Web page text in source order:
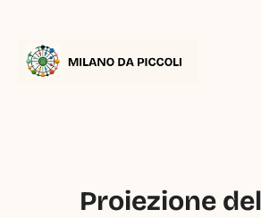
Proiezione